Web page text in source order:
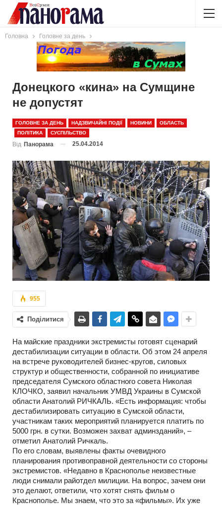
Головна Головне за день
Донецкого «кина» на Сумщине
не допустят
ГОЛОВНЕ ЗА ДЕНЬ НАДЗВИЧАЙНІ ПОДІЇ НОВИНИ
ОБЛАСТЬ
ПОЛІТИКА
СУСПІЛЬСТВО
Від Панорама 25.04.2014
955
Поділитися
На майские праздники экстремисты готовят сценарий
дестабилизации ситуации в области. Об этом 24 апреля
на встрече руководителей бизнес-кругов, силовых
структур и общественности, собранной по инициативе
председателя Сумского областного совета Николая
КЛОЧКО, заявил начальник УМВД Украины в Сумской
области Анатолий РИЧКАЛЬ. «Есть информация: чтобы
дестабилизировать ситуацию в Сумской области,
участникам таких мероприятий планируется платить по
5000 грн. в сутки. Возможен захват админзданий», –
отметил Анатолий Ричкаль.
По его словам, выявлены факты очевидного
планирования противоправной деятельности со стороны
экстремистов. «Недавно в Краснополье неизвестные
люди снимали райотдел милиции. На вопрос, зачем они
это делают, ответили, что хотят снять фильм о
Краснополье. Мы знаем, что это за «фильмы». Их уже